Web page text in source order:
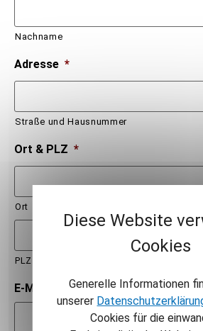
Nachname
Adresse *
Straße und Hausnummer
Ort & PLZ *
Ort
PLZ
E-Mail
Diese Website
Cookies
Generelle Informationen
unserer
Cookies für die